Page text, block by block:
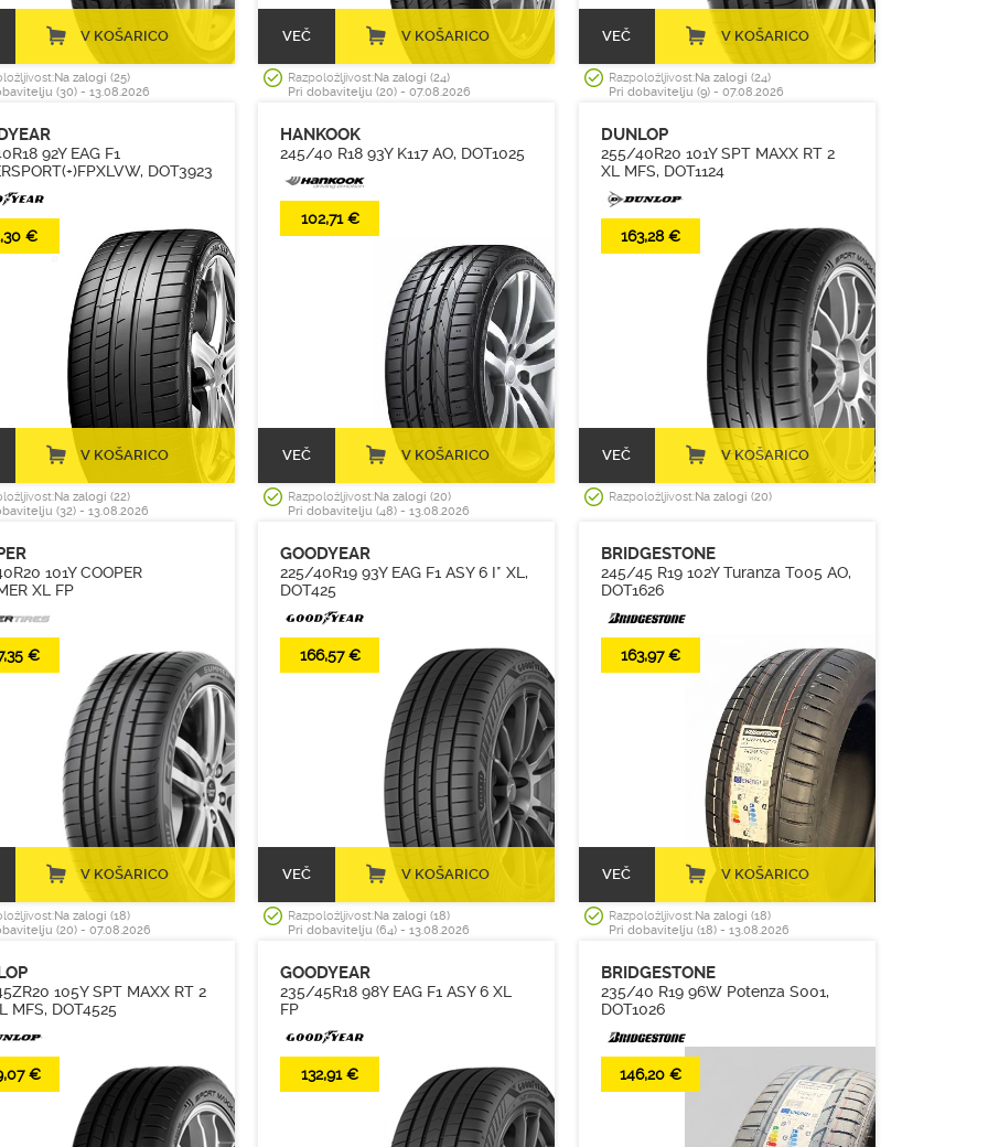
(1360)
(955)
(554)
(219)
(73)
(220)
(59)
(8)
(2)
(3)
(4)
(1)
(1)
(2)
(5)
(1)
(1)
(1)
V KOŠARICO
Na zalogi (25)
(30) - 13.08.2026
VEČ V KOŠARICO
Razpoložljivost:Na zalogi (24)
Pri dobavitelju (20) - 07.08.2026
VEČ V KOŠARICO
Razpoložljivost:Na zalogi (24)
Pri dobavitelju (9) - 07.08.2026
92Y EAG F1
DOT3923
€
V KOŠARICO
Na zalogi (22)
(32) - 13.08.2026
HANKOOK
245/40 R18 93Y K117 AO, DOT1025
102,71 €
VEČ V KOŠARICO
Razpoložljivost:Na zalogi (20)
Pri dobavitelju (48) - 13.08.2026
DUNLOP
255/40R20 101Y SPT MAXX RT 2
XL MFS, DOT1124
163,28 €
VEČ V KOŠARICO
Razpoložljivost:Na zalogi (20)
101Y COOPER
XL FP
€
V KOŠARICO
Na zalogi (18)
(20) - 07.08.2026
GOODYEAR
225/40R19 93Y EAG F1 ASY 6 I* XL,
DOT425
166,57 €
VEČ V KOŠARICO
Razpoložljivost:Na zalogi (18)
Pri dobavitelju (64) - 13.08.2026
BRIDGESTONE
245/45 R19 102Y Turanza T005 AO,
DOT1626
163,97 €
VEČ V KOŠARICO
Razpoložljivost:Na zalogi (18)
Pri dobavitelju (18) - 13.08.2026
105Y SPT MAXX RT 2
MFS, DOT4525
€
GOODYEAR
235/45R18 98Y EAG F1 ASY 6 XL
FP
132,91 €
BRIDGESTONE
235/40 R19 96W Potenza S001,
DOT1026
146,20 €